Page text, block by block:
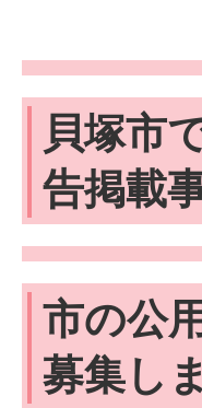
貝塚市
告掲載
市の公
募集し